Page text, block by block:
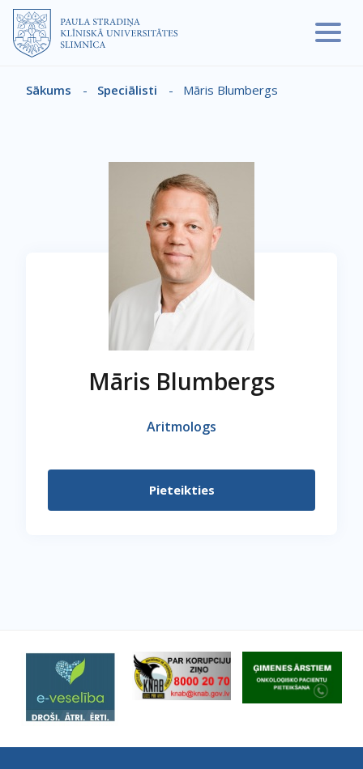
Pārlekt uz galveno saturu
Atpakaļceļš
Sākums - Speciālisti - Māris Blumbergs
Māris Blumbergs
Aritmologs
Pieteikties